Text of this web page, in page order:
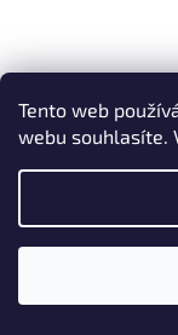
Tento web
webu souhlasíte.
Venkovní
Ideal Lux Luna
191607 bílá